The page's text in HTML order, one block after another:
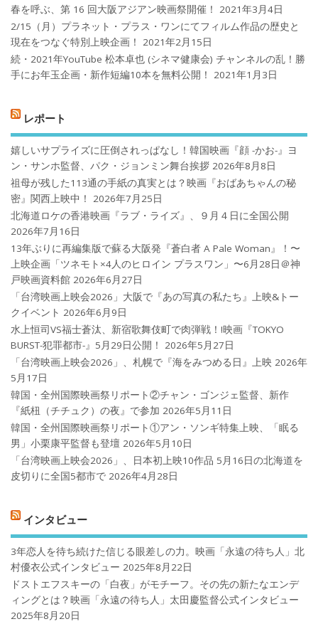
春を呼ぶ、第 16 回大阪アジアン映画祭開催！
2021年3月4日
2/15（月）プラネット・プラス・ワンにてフィルム作品の歴史と
現在をつなぐ特別上映企画！
2021年2月15日
続・2021年YouTube 松本卓也 (シネマ健康会) チャンネルの乱！勝
手にお年玉企画・新作短編10本を無料公開！
2021年1月3日
レポート
嬉しいサプライズに圧倒されっぱなし！韓国映画『顔 -かお-』ヨ
ン・サンホ監督、パク・ジョンミン舞台挨拶 2026年8月8日
祖母が残した113通の手紙の真実とは？映画『おばあちゃんの秘
密』関西上映中！
2026年7月25日
北海道ロケの香港映画『ラブ・ライズ』、９月４日に全国公開
2026年7月16日
13年ぶりに再編集版で蘇る大阪発『蒼白者 A Pale Woman』！〜
上映企画「ツネモト×4人のヒロイン プラスワン」〜6月28日＠神
戸映画資料館 2026年6月27日
「台湾映画上映会2026」大阪で『あの写真の私たち』上映&トー
クイベント 2026年6月9日
水上恒司VS福士蒼汰、新宿歌舞伎町で肉弾戦！!映画『TOKYO
BURST-犯罪都市-』5月29日公開！
2026年5月27日
「台湾映画上映会2026」、札幌で『海をみつめる日』上映 2026年
5月17日
韓国・全州国際映画祭リポート②チャン・ゴンジェ監督、新作
『紙杻（チチュク）の夜』で参加 2026年5月11日
韓国・全州国際映画祭リポート①アン・ソンギ特集上映、「眠る
男」小栗康平監督も登壇 2026年5月10日
「台湾映画上映会2026」、日本初上映10作品 5月16日の北海道を
皮切りに全国5都市で 2026年4月28日
インタビュー
3年恋人を待ち続けた信じる眼差しの力。映画「永遠の待ち人」北
村優衣公式インタビュー 2025年8月22日
ドストエフスキーの「白夜」がモチーフ。その先の新たなエンデ
ィングとは？映画「永遠の待ち人」太田慶監督公式インタビュー
2025年8月20日